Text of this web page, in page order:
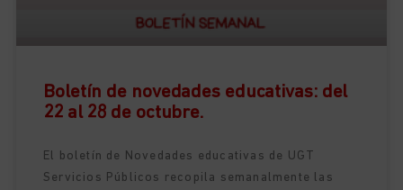
Boletín de novedades educativas: del
22 al 28 de octubre.
El boletín de Novedades educativas de UGT
Servicios Públicos recopila semanalmente las